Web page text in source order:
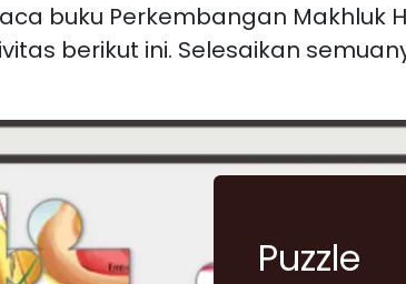
buku Perkembangan Makhluk
berikut ini. Selesaikan
Puzzle